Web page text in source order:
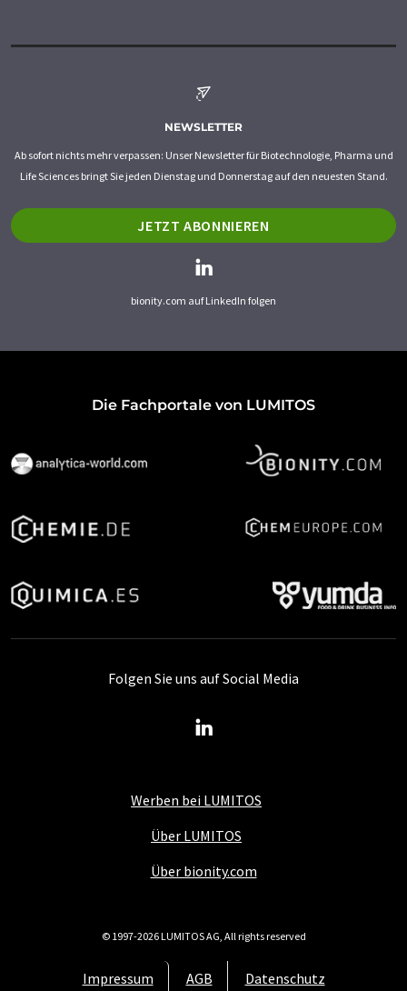
NEWSLETTER
Ab sofort nichts mehr verpassen: Unser Newsletter für Biotechnologie, Pharma und
Life Sciences bringt Sie jeden Dienstag und Donnerstag auf den neuesten Stand.
JETZT ABONNIEREN
bionity.com auf LinkedIn folgen
Die Fachportale von LUMITOS
Werben bei LUMITOS
Über LUMITOS
Über bionity.com
Impressum AGB Datenschutz
Folgen Sie uns auf Social Media
© 1997-2026 LUMITOS AG, All rights reserved